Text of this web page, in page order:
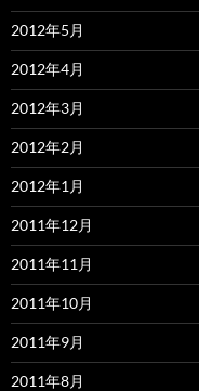
2012年5月
2012年4月
2012年3月
2012年2月
2012年1月
2011年12月
2011年11月
2011年10月
2011年9月
2011年8月